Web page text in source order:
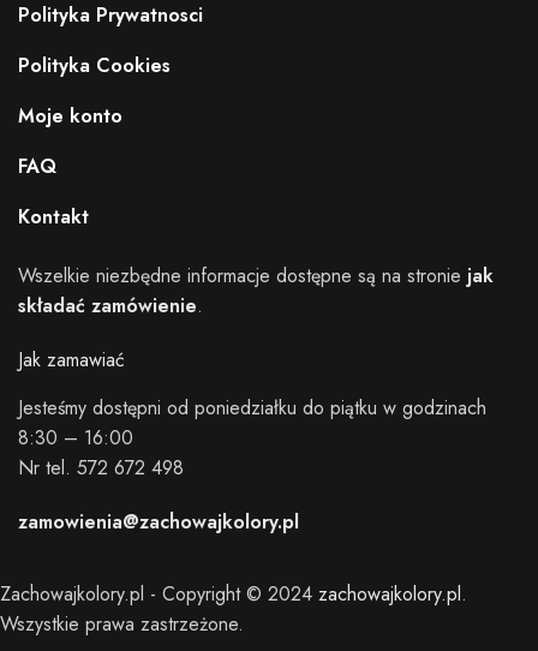
Polityka Prywatnosci
Polityka Cookies
Moje konto
FAQ
Kontakt
Wszelkie niezbędne informacje dostępne są na stronie jak
składać zamówienie.
Jak zamawiać
Jesteśmy dostępni od poniedziałku do piątku w godzinach
8:30 – 16:00
Nr tel. 572 672 498
zamowienia@zachowajkolory.pl
Zachowajkolory.pl - Copyright © 2024 zachowajkolory.pl.
Wszystkie prawa zastrzeżone.